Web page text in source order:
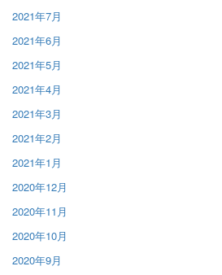
2021年7月
2021年6月
2021年5月
2021年4月
2021年3月
2021年2月
2021年1月
2020年12月
2020年11月
2020年10月
2020年9月